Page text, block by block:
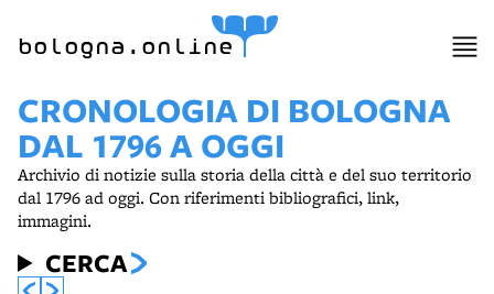
bologna.online
CRONOLOGIA DI BOLOGNA
DAL 1796 A OGGI
Archivio di notizie sulla storia della città e del suo territorio
dal 1796 ad oggi. Con riferimenti bibliografici, link,
immagini.
CERCA